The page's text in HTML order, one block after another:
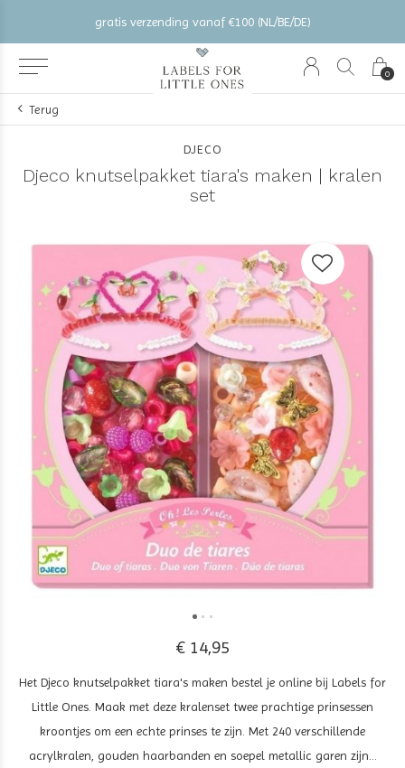
0
gratis verzending vanaf €100 (NL/BE/DE)
Terug
DJECO
Djeco knutselpakket tiara's maken | kralen
set
€ 14,95
Het Djeco knutselpakket tiara's maken bestel je online bij Labels for
Little Ones. Maak met deze kralenset twee prachtige prinsessen
kroontjes om een echte prinses te zijn. Met 240 verschillende
acrylkralen, gouden haarbanden en soepel metallic garen zijn...